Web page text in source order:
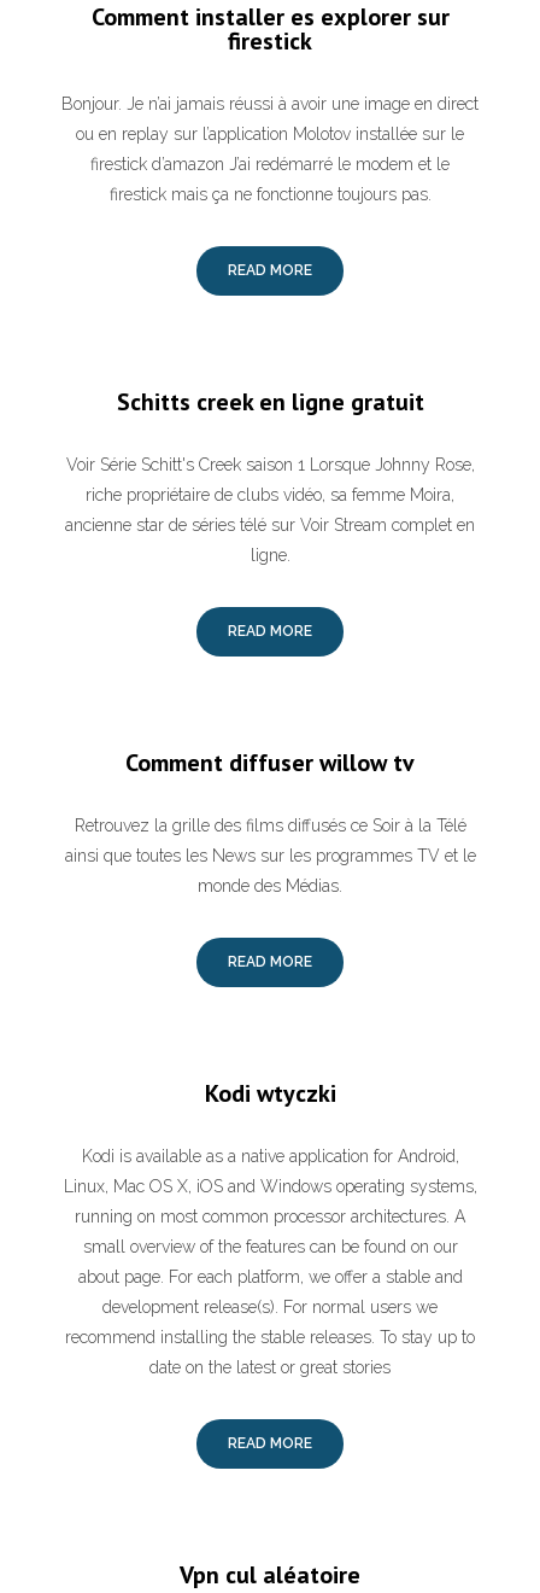
Comment installer es explorer sur
firestick
Bonjour. Je n’ai jamais réussi à avoir une image en direct
ou en replay sur l’application Molotov installée sur le
firestick d’amazon J’ai redémarré le modem et le
firestick mais ça ne fonctionne toujours pas.
READ MORE
Schitts creek en ligne gratuit
Voir Série Schitt's Creek saison 1 Lorsque Johnny Rose,
riche propriétaire de clubs vidéo, sa femme Moira,
ancienne star de séries télé sur Voir Stream complet en
ligne.
READ MORE
Comment diffuser willow tv
Retrouvez la grille des films diffusés ce Soir à la Télé
ainsi que toutes les News sur les programmes TV et le
monde des Médias.
READ MORE
Kodi wtyczki
Kodi is available as a native application for Android,
Linux, Mac OS X, iOS and Windows operating systems,
running on most common processor architectures. A
small overview of the features can be found on our
about page. For each platform, we offer a stable and
development release(s). For normal users we
recommend installing the stable releases. To stay up to
date on the latest or great stories
READ MORE
Vpn cul aléatoire